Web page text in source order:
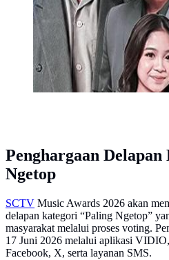
Penghargaan
Ngetop
SCTV Music Awards 2026 akan
delapan kategori “Paling Ngetop”
masyarakat melalui proses voting.
17 Juni 2026 melalui aplikasi
Facebook, X, serta layanan SMS.